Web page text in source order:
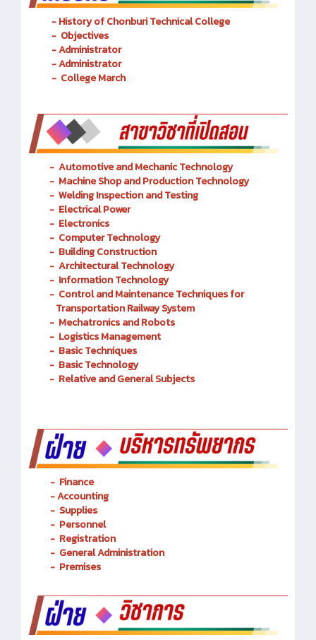
- History of Chonburi Technical College
- Objectives
- Administrator
- Administrator
- College March
- Automotive and MechanicTechnology
- Machine Shop and Production Technology
- Welding Inspection and Testing
- Electrical Power
- Electronics
- Computer Technology
- Building Construction
- Architectural Technology
- Information Technology
- Control and Maintenance Techniques for
Transportation Railway System
- Mechatronics and Robots
- Logistics Management
- Basic Techniques
- Basic Technology
- Relative and General Subjects
- Finance
-Accounting
- Supplies
- Personnel
- Registration
- General Administration
- Premises